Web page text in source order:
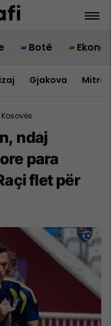
Botë
Gjakova
ndaj
para
flet për